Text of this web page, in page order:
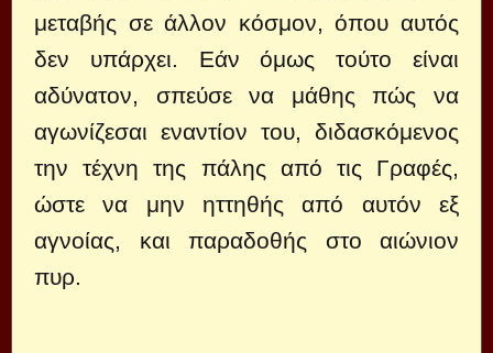
μεταβής σε άλλον κόσμον, όπου αυτός
δεν υπάρχει. Εάν όμως τούτο είναι
αδύνατον, σπεύσε να μάθης πώς να
αγωνίζεσαι εναντίον του, διδασκόμενος
την τέχνη της πάλης από τις Γραφές,
ώστε να μην ηττηθής από αυτόν εξ
αγνοίας, και παραδοθής στο αιώνιον
πυρ.